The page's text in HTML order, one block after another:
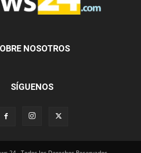
NOSOTROS
SÍGUENOS